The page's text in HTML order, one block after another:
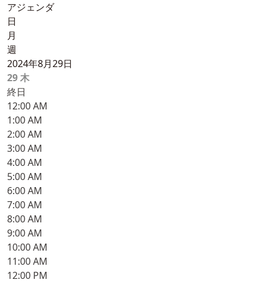
アジェンダ
日
月
週
2024年8月29日
29木
終日
12:00 AM
1:00 AM
2:00 AM
3:00 AM
4:00 AM
5:00 AM
6:00 AM
7:00 AM
8:00 AM
9:00 AM
10:00 AM
11:00 AM
12:00 PM